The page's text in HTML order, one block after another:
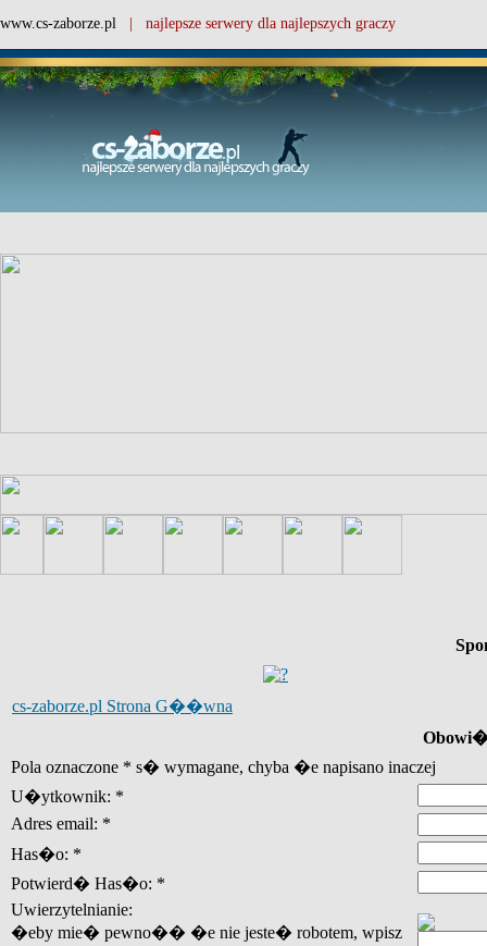
www.cs-zaborze.pl | najlepsze serwery dla najlepszych graczy
cs-zaborze.pl Strona G��wna
Pola oznaczone * s� wymagane, chyba �e napisano inaczej
U�ytkownik: *
Adres email: *
Has�o: *
Potwierd� Has�o: *
Uwierzytelnianie:
�eby mie� pewno�� �e nie jeste� robotem, wpisz